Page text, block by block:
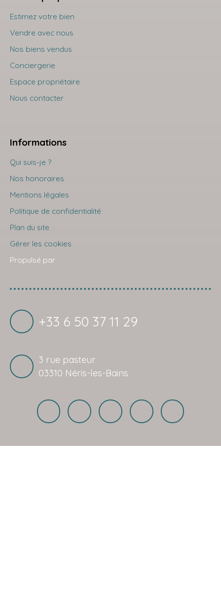
Estimez votre bien
Vendre avec nous
Nos biens vendus
Conciergerie
Espace propriétaire
Nous contacter
Informations
Qui suis-je ?
Nos honoraires
Mentions légales
Politique de confidentialité
Plan du site
Gérer les cookies
Propulsé par
+33 6 50 37 11 29
3 rue pasteur
03310 Néris-les-Bains